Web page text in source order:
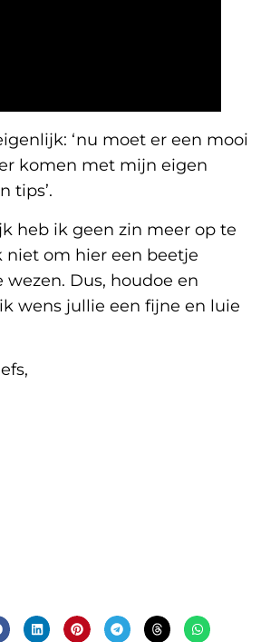
‘nu moet er een mooi
komen met mijn eigen
tips’.
heb ik geen zin meer op te
niet om hier een beetje
wezen. Dus, houdoe en
wens jullie een fijne en luie